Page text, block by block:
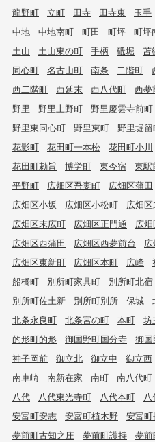
龍野町
立町 田寺 田寺東 玉手
中地
中地南町 町田 町坪 町坪
土山
土山東の町 手柄 砥堀 苫
同心町
名古山町 南条 二階町
西二階町
西延末 西八代町 西夢
野里
野里上野町 野里慶雲寺前町
野里東同心町
野里東町 野里堀
花影町
花田町一本松 花田町小川
花田町勅旨
博労町 東今宿 東駅
平野町
広畑区吾妻町 広畑区蒲田
広畑区小坂
広畑区小松町 広畑
広畑区末広町
広畑区正門通 広
広畑区西蒲田
広畑区西夢前台
広畑区東新町
広畑区本町 広峰
船橋町
別所町家具町 別所町北宿
別所町佐土新
別所町別所 保城
北条永良町
北条宮の町 本町 坊
的形町的形
御国野町国分寺 御
神子岡前
御立北 御立中 御立西
南車崎
南新在家 南町 南八代町
八代
八代東光寺町 八代本町 八
安富町安志
安富町植木野 安富
夢前町古知之庄
夢前町護持 夢